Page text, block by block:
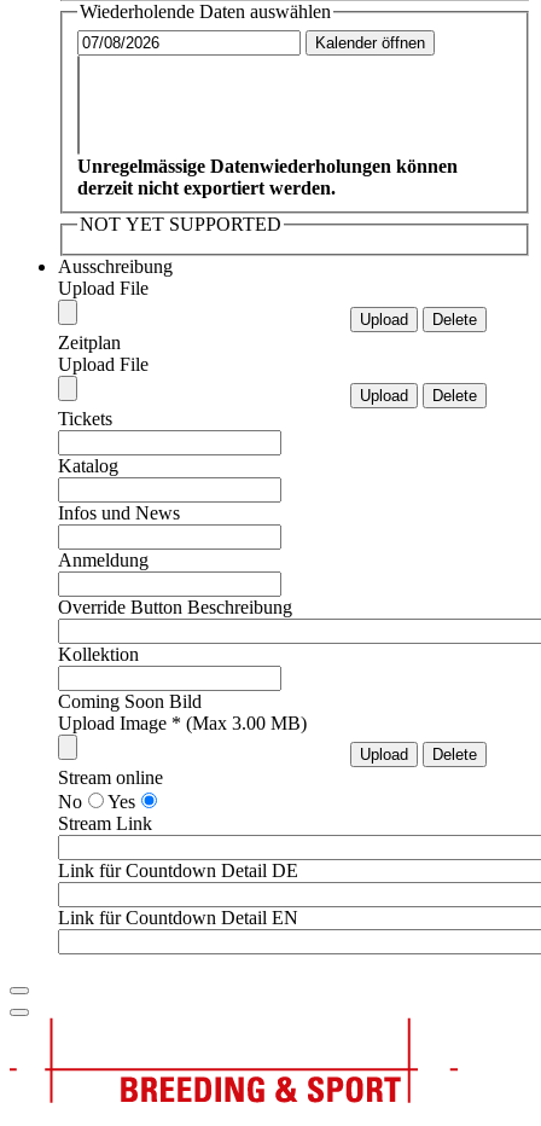
Wiederholende Daten auswählen
Kalender öffnen
Unregelmässige Datenwiederholungen können
derzeit nicht exportiert werden.
NOT YET SUPPORTED
Ausschreibung
Upload File
Zeitplan
Upload File
Tickets
Katalog
Infos und News
Anmeldung
Override Button Beschreibung
Kollektion
Coming Soon Bild
Upload Image * (Max 3.00 MB)
Stream online
No
Yes
Stream Link
Link für Countdown Detail DE
Link für Countdown Detail EN